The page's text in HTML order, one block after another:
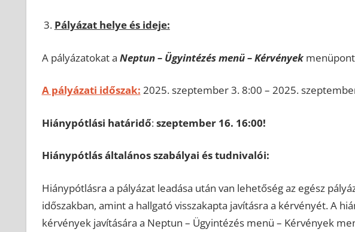
Pályázat helye és ideje:
A pályázatokat a Neptun – Ügyintézés menü – Kérvények
A pályázati időszak: 2025. szeptember 3. 8:00 – 2025.
Hiánypótlási határidő:szeptember 16. 16:00!
Hiánypótlás általános szabályai és tudnivalói:
Hiánypótlásra a pályázat leadása után van lehetőség az egész
időszakban, amint a hallgató visszakapta javításra a kérvényét. A
kérvények javítására a Neptun – Ügyintézés menü – Kérvények